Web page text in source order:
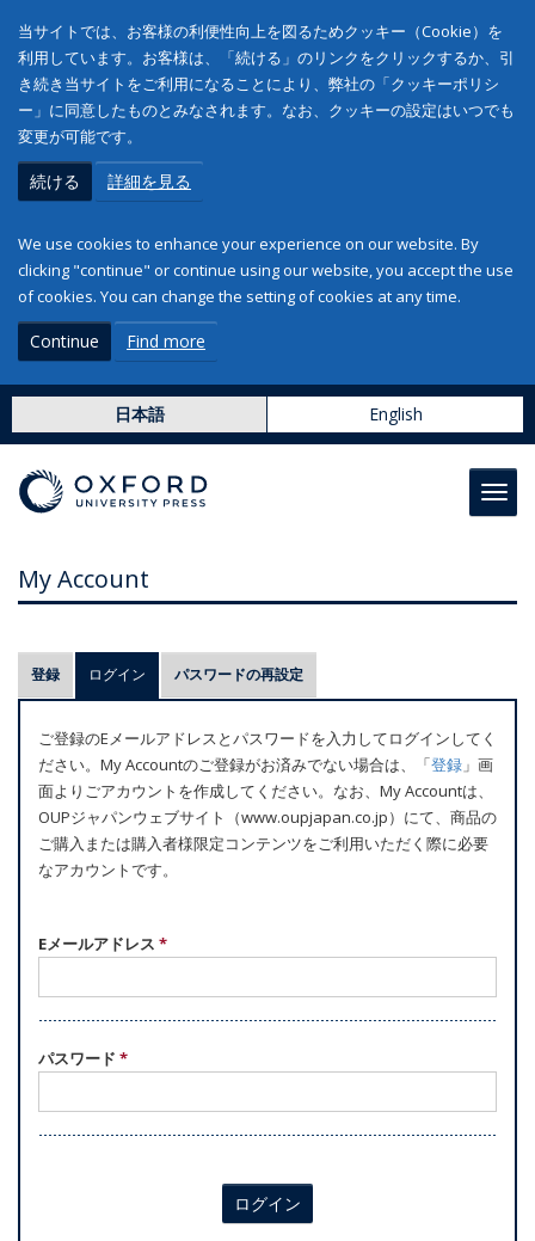
当サイトでは、お客様の利便性向上を図るためクッキー（Cookie）を
利用しています。お客様は、「続ける」のリンクをクリックするか、引
き続き当サイトをご利用になることにより、弊社の「クッキーポリシ
ー」に同意したものとみなされます。なお、クッキーの設定はいつでも
変更が可能です。
続ける 詳細を見る
We use cookies to enhance your experience on our website. By
clicking "continue" or continue using our website, you accept the use
of cookies. You can change the setting of cookies at any time.
Continue Find more
日本語 English
My Account
プ
ラ
マ
リ
ー
タ
ブ
登録 ログイン (アクティブなタブ)
パスワードの再設定
ご登録のEメールアドレスとパスワードを入力してログインしてく
ださい。My Accountのご登録がお済みでない場合は、「登録 」画
面よりごアカウントを作成してください。なお、My Accountは、
OUPジャパンウェブサイト（www.oupjapan.co.jp）にて、商品の
ご購入または購入者様限定コンテンツをご利用いただく際に必要
なアカウントです。
Eメールアドレス *
パスワード *
ログイン